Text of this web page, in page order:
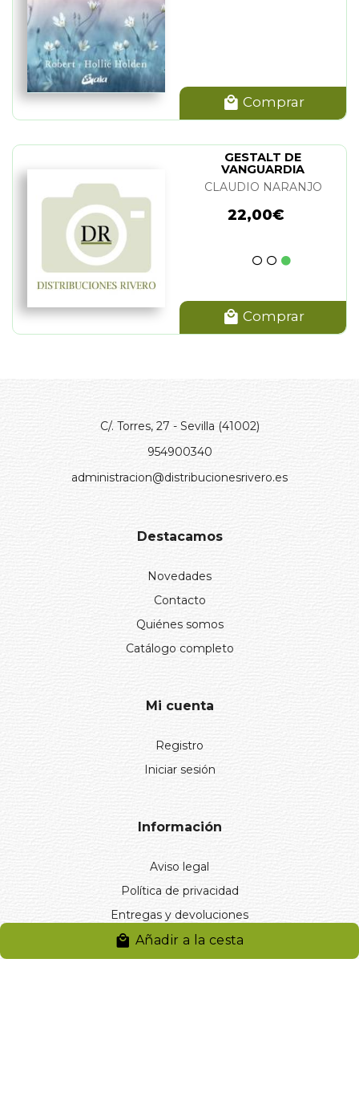
Añadir a la cesta
Comprar
GESTALT DE
VANGUARDIA
CLAUDIO NARANJO
22,00€
Comprar
C/. Torres, 27 - Sevilla (41002)
954900340
administracion@distribucionesrivero.es
Destacamos
Novedades
Contacto
Quiénes somos
Catálogo completo
Mi cuenta
Registro
Iniciar sesión
Información
Aviso legal
Política de privacidad
Entregas y devoluciones
Desistimiento
Desistimiento de compra